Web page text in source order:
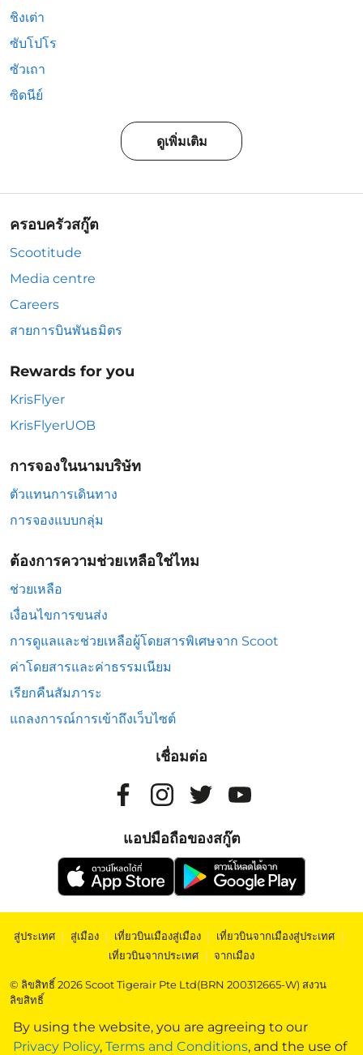
By using the website, you are agreeing to our
Privacy Policy, Terms and Conditions, and the use of
ชิงเต่า
ซับโปโร
ซัวเถา
ซิดนีย์
ดูเพิ่มเติม
ครอบครัวสกู๊ต
Scootitude
Media centre
Careers
สายการบินพันธมิตร
Rewards for you
KrisFlyer
KrisFlyerUOB
การจองในนามบริษัท
ตัวแทนการเดินทาง
การจองแบบกลุ่ม
ต้องการความช่วยเหลือใช่ไหม
ช่วยเหลือ
เงื่อนไขการขนส่ง
การดูแลและช่วยเหลือผู้โดยสารพิเศษจาก Scoot
ค่าโดยสารและค่าธรรมเนียม
เรียกคืนสัมภาระ
แถลงการณ์การเข้าถึงเว็บไซต์
เชื่อมต่อ
แอปมือถือของสกู๊ต
สู่ประเทศ | สู่เมือง | เที่ยวบินเมืองสู่เมือง | เที่ยวบินจากเมืองสู่ประเทศ |
เที่ยวบินจากประเทศ | จากเมือง
© ลิขสิทธิ์ 2026 Scoot Tigerair Pte Ltd(BRN 200312665-W) สงวน
ลิขสิทธิ์